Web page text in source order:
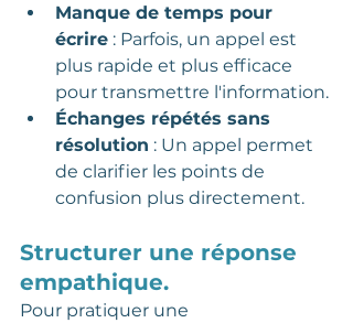
Manque de temps pour
écrire : Parfois, un appel est
plus rapide et plus efficace
pour transmettre l'information.
Échanges répétés sans
résolution : Un appel permet
de clarifier les points de
confusion plus directement.
Structurer une réponse
empathique.
Pour pratiquer une